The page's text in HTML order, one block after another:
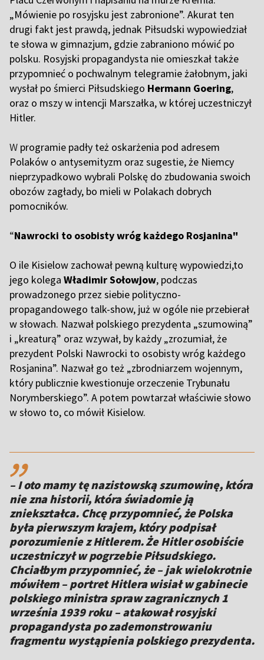
„Mówienie po rosyjsku jest zabronione”. Akurat ten
drugi fakt jest prawdą, jednak Piłsudski wypowiedział
te słowa w gimnazjum, gdzie zabraniono mówić po
polsku. Rosyjski propagandysta nie omieszkał także
przypomnieć o pochwalnym telegramie żałobnym, jaki
wysłał po śmierci Piłsudskiego Hermann Goering,
oraz o mszy w intencji Marszałka, w której uczestniczył
Hitler.
W programie padły też oskarżenia pod adresem
Polaków o antysemityzm oraz sugestie, że Niemcy
nieprzypadkowo wybrali Polskę do zbudowania swoich
obozów zagłady, bo mieli w Polakach dobrych
pomocników.
“Nawrocki to osobisty wróg każdego Rosjanina"
O ile Kisielow zachował pewną kulturę wypowiedzi,to
jego kolega Władimir Sołowjow, podczas
prowadzonego przez siebie polityczno-
propagandowego talk-show, już w ogóle nie przebierał
w słowach. Nazwał polskiego prezydenta „szumowiną”
i „kreaturą” oraz wzywał, by każdy „zrozumiał, że
prezydent Polski Nawrocki to osobisty wróg każdego
Rosjanina”. Nazwał go też „zbrodniarzem wojennym,
który publicznie kwestionuje orzeczenie Trybunału
Norymberskiego”. A potem powtarzał właściwie słowo
w słowo to, co mówił Kisielow.
,,
– I oto mamy tę nazistowską szumowinę, która
nie zna historii, która świadomie ją
zniekształca. Chcę przypomnieć, że Polska
była pierwszym krajem, który podpisał
porozumienie z Hitlerem. Że Hitler osobiście
uczestniczył w pogrzebie Piłsudskiego.
Chciałbym przypomnieć, że – jak wielokrotnie
mówiłem – portret Hitlera wisiał w gabinecie
polskiego ministra spraw zagranicznych 1
września 1939 roku – atakował rosyjski
propagandysta po zademonstrowaniu
fragmentu wystąpienia polskiego prezydenta.